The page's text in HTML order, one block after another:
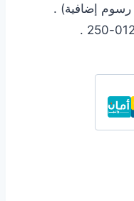
رسوم إضافية) .